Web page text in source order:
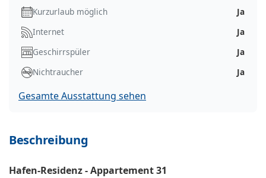
Kurzurlaub möglich
Ja
Internet
Ja
Geschirrspüler
Ja
Nichtraucher
Ja
Gesamte Ausstattung sehen
Beschreibung
Hafen-Residenz - Appartement 31